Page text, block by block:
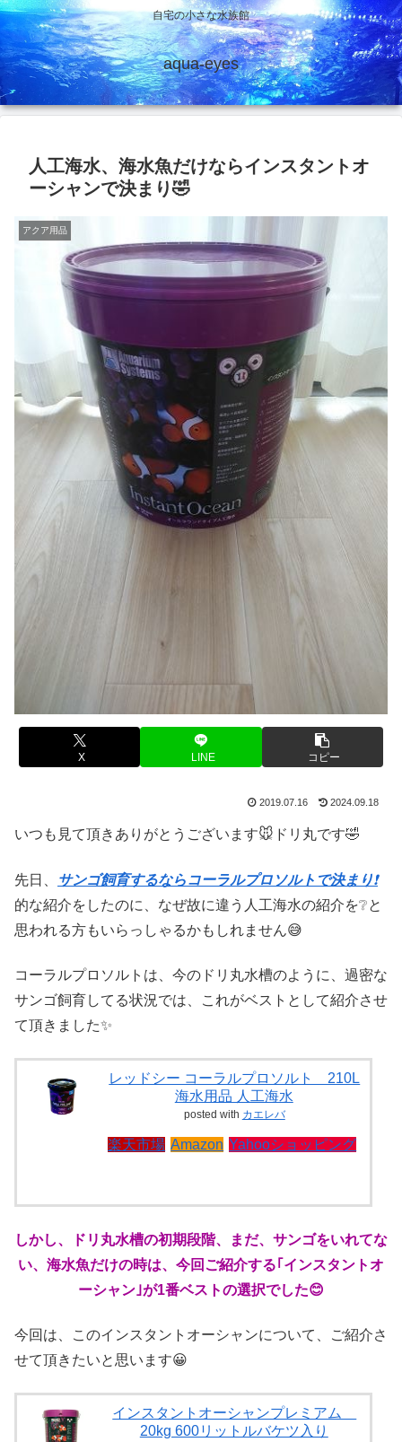
自宅の小さな水族館
aqua-eyes
人工海水、海水魚だけならインスタントオ
ーシャンで決まり🤣
アクア用品
X LINE コピー
2019.07.16 2024.09.18
いつも見て頂きありがとうございます🐭ドリ丸です🤣
先日、 サンゴ飼育するならコーラルプロソルトで決まり❗
的な紹介をしたのに、なぜ故に違う人工海水の紹介を❔と
思われる方もいらっしゃるかもしれません😅
コーラルプロソルトは、今のドリ丸水槽のように、過密な
サンゴ飼育してる状況では、これがベストとして紹介させ
て頂きました✨
レッドシー コーラルプロソルト 210L
海水用品 人工海水
posted with カエレバ
楽天市場 Amazon Yahooショッピング
しかし、ドリ丸水槽の初期段階、まだ、サンゴをいれてな
い、海水魚だけの時は、今回ご紹介する｢インスタントオ
ーシャン｣が1番ベストの選択でした😊
今回は、このインスタントオーシャンについて、ご紹介さ
せて頂きたいと思います😀
インスタントオーシャンプレミアム
20kg 600リットルバケツ入り